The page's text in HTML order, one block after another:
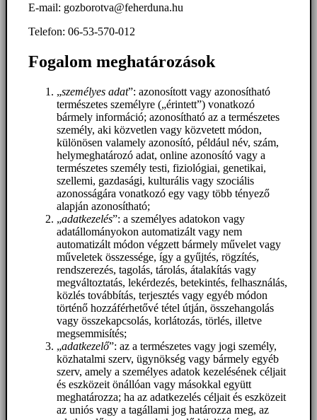
E-mail: gozborotva@feherduna.hu
Telefon: 06-53-570-012
Fogalom meghatározások
„személyes adat”: azonosított vagy azonosítható
természetes személyre („érintett”) vonatkozó
bármely információ; azonosítható az a természetes
személy, aki közvetlen vagy közvetett módon,
különösen valamely azonosító, például név, szám,
helymeghatározó adat, online azonosító vagy a
természetes személy testi, fiziológiai, genetikai,
szellemi, gazdasági, kulturális vagy szociális
azonosságára vonatkozó egy vagy több tényező
alapján azonosítható;
„adatkezelés”: a személyes adatokon vagy
adatállományokon automatizált vagy nem
automatizált módon végzett bármely művelet vagy
műveletek összessége, így a gyűjtés, rögzítés,
rendszerezés, tagolás, tárolás, átalakítás vagy
megváltoztatás, lekérdezés, betekintés, felhasználás,
közlés továbbítás, terjesztés vagy egyéb módon
történő hozzáférhetővé tétel útján, összehangolás
vagy összekapcsolás, korlátozás, törlés, illetve
megsemmisítés;
„adatkezelő”: az a természetes vagy jogi személy,
közhatalmi szerv, ügynökség vagy bármely egyéb
szerv, amely a személyes adatok kezelésének céljait
és eszközeit önállóan vagy másokkal együtt
meghatározza; ha az adatkezelés céljait és eszközeit
az uniós vagy a tagállami jog határozza meg, az